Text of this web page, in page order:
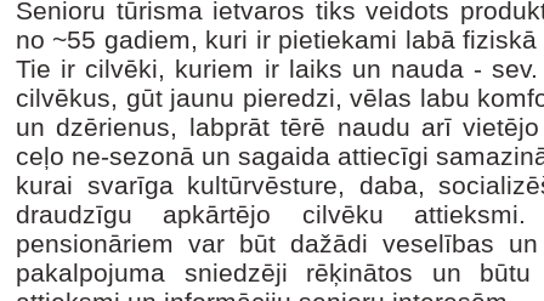
Senioru tūrisma ietvaros tiks veidots
no ~55 gadiem, kuri ir pietiekami labā
Tie ir cilvēki, kuriem ir laiks un nauda -
cilvēkus, gūt jaunu pieredzi, vēlas labu
un dzērienus, labprāt tērē naudu arī
ceļo ne-sezonā un sagaida attiecīgi
kurai svarīga kultūrvēsture, daba,
draudzīgu apkārtējo cilvēku
pensionāriem var būt dažādi veselības
pakalpojuma sniedzēji rēķinātos un